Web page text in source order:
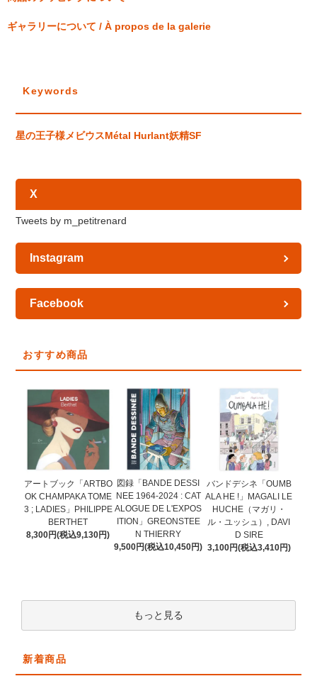
ギャラリーについて / À propos de la galerie
Keywords
星の王子様メビウスMétal Hurlant妖精SF
X
Tweets by m_petitrenard
Instagram
Facebook
おすすめ商品
アートブック「ARTBO
OK CHAMPAKA TOME
3 ; LADIES」PHILIPPE
BERTHET
8,300円(税込9,130円)
図録「BANDE DESSI
NEE 1964-2024 : CAT
ALOGUE DE L'EXPOS
ITION」GREONSTEE
N THIERRY
9,500円(税込10,450円)
バンドデシネ「OUMB
ALA HE !」MAGALI LE
HUCHE（マガリ・
ル・ユッシュ）, DAVI
D SIRE
3,100円(税込3,410円)
もっと見る
新着商品